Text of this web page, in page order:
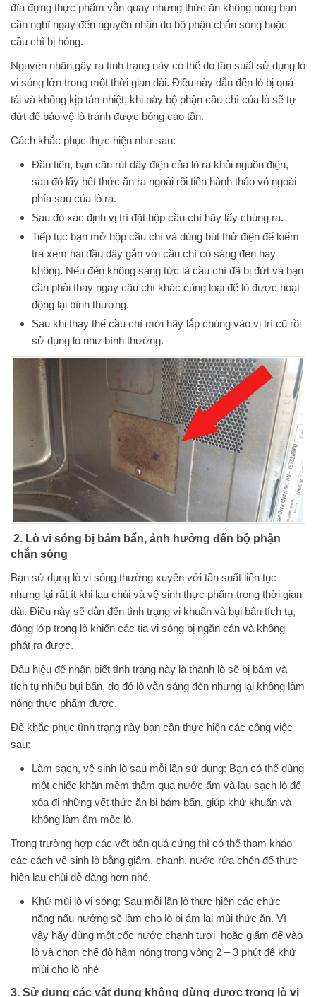
đĩa đựng thực phẩm vẫn quay nhưng thức ăn không nóng bạn
cần nghĩ ngay đến nguyên nhân do bộ phận chắn sóng hoặc
cầu chì bị hỏng.
Nguyên nhân gây ra tình trạng này có thể do tần suất sử dụng lò
vi sóng lớn trong một thời gian dài. Điều này dẫn đến lò bị quá
tải và không kịp tản nhiệt, khi này bộ phận cầu chì của lò sẽ tự
đứt để bảo vệ lò tránh được bóng cao tần.
Cách khắc phục thực hiện như sau:
Đầu tiên, bạn cần rút dây điện của lò ra khỏi nguồn điện,
sau đó lấy hết thức ăn ra ngoài rồi tiến hành tháo vỏ ngoài
phía sau của lò ra.
Sau đó xác định vị trí đặt hộp cầu chì hãy lấy chúng ra.
Tiếp tục bạn mở hộp cầu chì và dùng bút thử điện để kiểm
tra xem hai đầu dây gắn với cầu chì có sáng đèn hay
không. Nếu đèn không sáng tức là cầu chì đã bị đứt và bạn
cần phải thay ngay cầu chì khác cùng loại để lò được hoạt
động lại bình thường.
Sau khi thay thế cầu chì mới hãy lắp chúng vào vị trí cũ rồi
sử dụng lò như bình thường.
2. Lò vi sóng bị bám bẩn, ảnh hưởng đến bộ phận
chắn sóng
Bạn sử dụng lò vi sóng thường xuyên với tần suất liên tục
nhưng lại rất ít khi lau chùi và vệ sinh thực phẩm trong thời gian
dài. Điều này sẽ dẫn đến tình trạng vi khuẩn và bụi bẩn tích tụ,
đóng lớp trong lò khiến các tia vi sóng bị ngăn cản và không
phát ra được.
Dấu hiệu để nhận biết tình trạng này là thành lò sẽ bị bám và
tích tụ nhiều bụi bẩn, do đó lò vẫn sáng đèn nhưng lại không làm
nóng thực phẩm được.
Để khắc phục tình trạng này bạn cần thực hiện các công việc
sau:
Làm sạch, vệ sinh lò sau mỗi lần sử dụng: Bạn có thể dùng
một chiếc khăn mềm thấm qua nước ấm và lau sạch lò để
xóa đi những vết thức ăn bị bám bẩn, giúp khử khuẩn và
không làm ẩm mốc lò.
Trong trường hợp các vết bẩn quá cứng thì có thể tham khảo
các cách vệ sinh lò bằng giấm, chanh, nước rửa chén để thực
hiện lau chùi dễ dàng hơn nhé.
Khử mùi lò vi sóng: Sau mỗi lần lò thực hiện các chức
năng nấu nướng sẽ làm cho lò bị ám lại mùi thức ăn. Vì
vậy hãy dùng một cốc nước chanh tươi hoặc giấm để vào
lò và chọn chế độ hâm nóng trong vòng 2 – 3 phút để khử
mùi cho lò nhé
3. Sử dụng các vật dụng không dùng được trong lò vi